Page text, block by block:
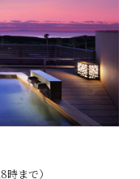
まで）